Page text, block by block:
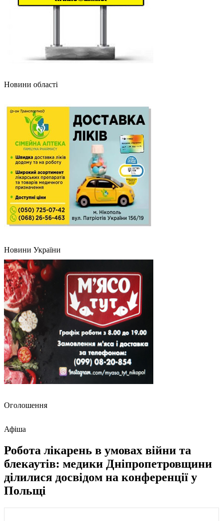
Новини області
Новини України
Оголошення
Афіша
Робота лікарень в умовах війни та
блекаутів: медики Дніпропетровщини
ділилися досвідом на конференції у
Польщі